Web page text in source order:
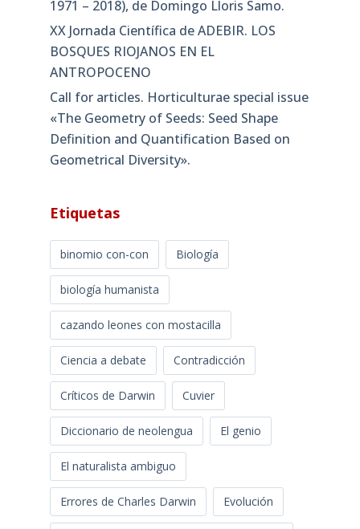
1971 – 2018), de Domingo Lloris Samo.
XX Jornada Científica de ADEBIR. LOS
BOSQUES RIOJANOS EN EL
ANTROPOCENO
Call for articles. Horticulturae special issue
«The Geometry of Seeds: Seed Shape
Definition and Quantification Based on
Geometrical Diversity»​.
Etiquetas
binomio con-con Biología
biología humanista
cazando leones con mostacilla
Ciencia a debate Contradicción
Críticos de Darwin Cuvier
Diccionario de neolengua El genio
El naturalista ambiguo
Errores de Charles Darwin Evolución